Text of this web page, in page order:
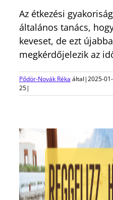
Az étkezési
általános tanács,
keveset, de ezt
megkérdőjelezik az
Pődör-Novák Réka által|2025-
25|